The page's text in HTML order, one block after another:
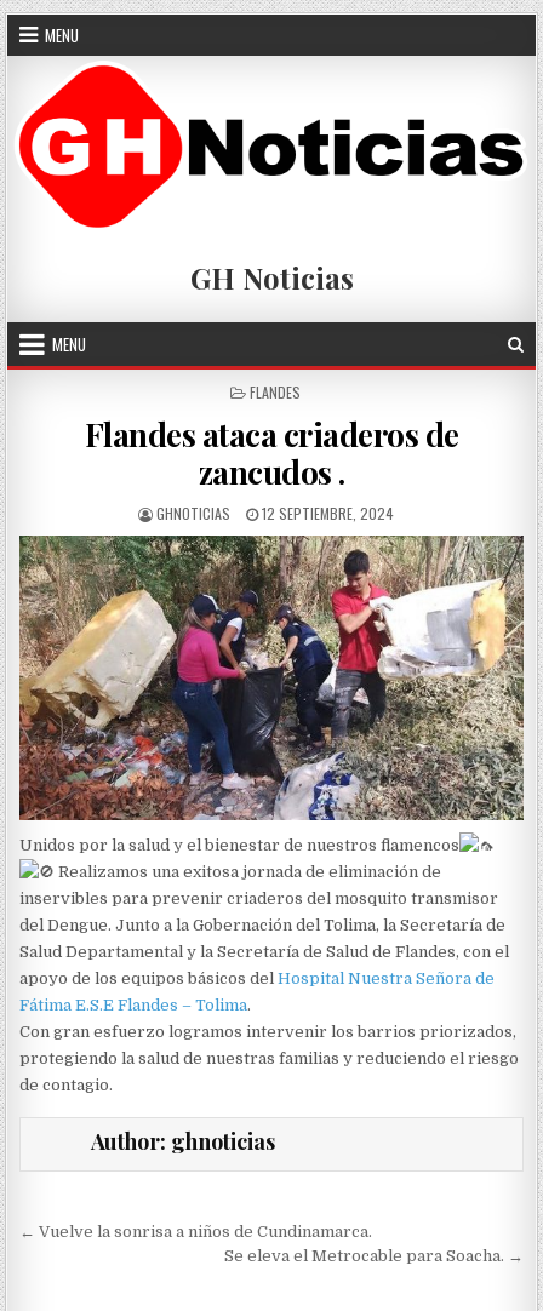
Skip
to
content
MENU
GH Noticias
MENU
POSTED
FLANDES
Flandes ataca criaderos de
zancudos .
AUTHOR:
GHNOTICIAS
PUBLISHED
DATE:
12 SEPTIEMBRE, 2024
Unidos por la salud y el bienestar de nuestros flamencos
Realizamos una exitosa jornada de eliminación de
inservibles para prevenir criaderos del mosquito transmisor
del Dengue. Junto a la Gobernación del Tolima, la Secretaría de
Salud Departamental y la Secretaría de Salud de Flandes, con el
apoyo de los equipos básicos delHospital Nuestra Señora de
Fátima E.S.E Flandes – Tolima.
Con gran esfuerzo logramos intervenir los barrios priorizados,
protegiendo la salud de nuestras familias y reduciendo el riesgo
de contagio.
Author: ghnoticias
Navegación
← Vuelve la sonrisa a niños de Cundinamarca.
Se eleva el Metrocable para Soacha. →